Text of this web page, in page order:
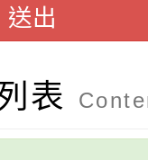
』實施計
11招)】
第7次代
3招)】
送出
表